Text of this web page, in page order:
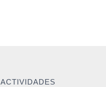
ACTIVIDADES